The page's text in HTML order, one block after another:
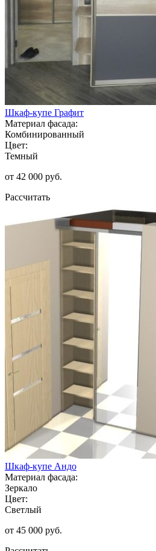
Шкаф-купе Графит
Материал фасада:
Комбинированный
Цвет:
Темный
от 42 000 руб.
Рассчитать
Шкаф-купе Андо
Материал фасада:
Зеркало
Цвет:
Светлый
от 45 000 руб.